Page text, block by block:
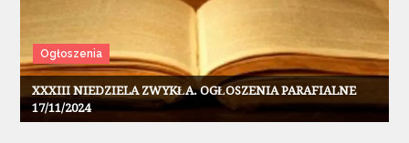
Ogłoszenia
XXXIII NIEDZIELA ZWYKŁA. OGŁOSZENIA PARAFIALNE
17/11/2024
Ogłoszenia